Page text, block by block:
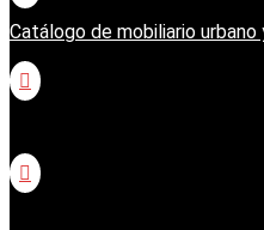
Catálogo de mobiliario

